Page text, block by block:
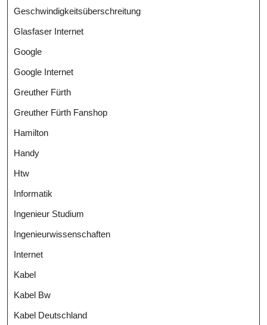
Geschwindigkeitsüberschreitung
Glasfaser Internet
Google
Google Internet
Greuther Fürth
Greuther Fürth Fanshop
Hamilton
Handy
Htw
Informatik
Ingenieur Studium
Ingenieurwissenschaften
Internet
Kabel
Kabel Bw
Kabel Deutschland